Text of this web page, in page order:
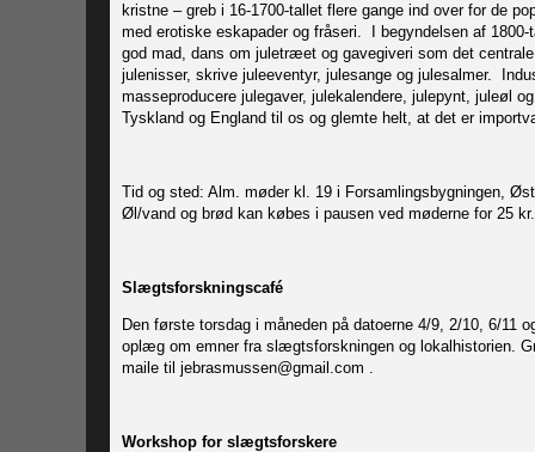
kristne – greb i 16-1700-tallet flere gange ind over for de
med erotiske eskapader og fråseri. I begyndelsen af
god mad, dans om juletræet og gavegiveri som det
julenisser, skrive juleeventyr, julesange og julesalmer.
masseproducere julegaver, julekalendere, julepynt, juleøl
Tyskland og England til os og glemte helt, at det er
Tid og sted: Alm. møder kl. 19 i Forsamlingsbygningen,
Øl/vand og brød kan købes i pausen ved møderne for 25
Slægtsforskningscafé
Den første torsdag i måneden på datoerne 4/9, 2/10, 6/11
oplæg om emner fra slægtsforskningen og lokalhistorien.
maile til jebrasmussen@gmail.com .
Workshop for slægtsforskere